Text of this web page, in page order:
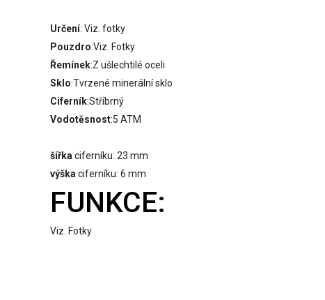
Určení: Viz. fotky
Pouzdro:Viz. Fotky
Řemínek:Z ušlechtilé oceli
Sklo:Tvrzené minerální sklo
Ciferník:Stříbrný
Vodotěsnost:5 ATM
šířkaciferníku: 23 mm
výškaciferníku: 6 mm
FUNKCE:
Viz. Fotky